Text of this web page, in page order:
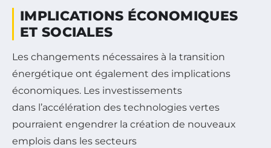
IMPLICATIONS ÉCONOMIQUES
ET SOCIALES
Les changements nécessaires à la transition
énergétique ont également des implications
économiques. Les investissements
dans l’accélération des technologies vertes
pourraient engendrer la création de nouveaux
emplois dans les secteurs